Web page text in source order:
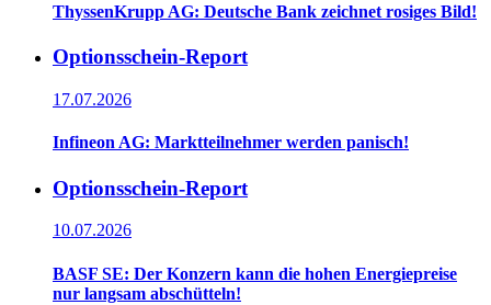
ThyssenKrupp AG: Deutsche Bank zeichnet rosiges Bild!
Optionsschein-Report
17.07.2026
Infineon AG: Marktteilnehmer werden panisch!
Optionsschein-Report
10.07.2026
BASF SE: Der Konzern kann die hohen Energiepreise
nur langsam abschütteln!